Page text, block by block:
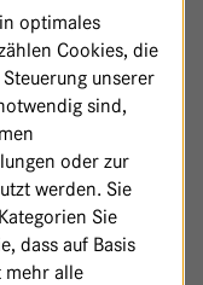
optimales
Cookies, die
unserer
sind,
oder zur
werden. Sie
Sie
dass auf Basis
mehr alle